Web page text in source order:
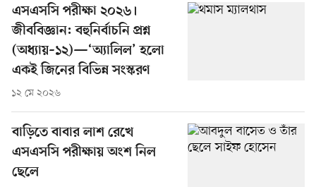
এসএসসি পরীক্ষা ২০২৬।
জীববিজ্ঞান: বহুনির্বাচনি প্রশ্ন
(অধ্যায়–১২)—‘অ্যালিল’ হলো
একই জিনের বিভিন্ন সংস্করণ
১২ মে ২০২৬
বাড়িতে বাবার লাশ রেখে
এসএসসি পরীক্ষায় অংশ নিল
ছেলে